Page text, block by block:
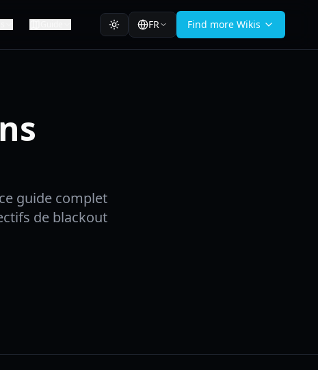
FR Find more Wikis
guide complet
de blackout